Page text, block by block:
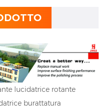
lucidatrice rotante
burattatura